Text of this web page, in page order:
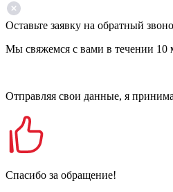
Оставьте заявку на обратный
Мы свяжемся с вами в течении 10
Отправляя свои данные, я
Спасибо за обращение!